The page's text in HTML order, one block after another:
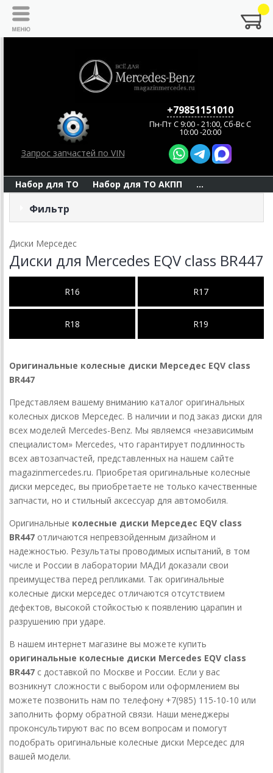
Запрос запчастей по VIN
+79851151010
Пн-Пт C 9:00 - 21:00, Сб-Вс С
10:00 -20:00
Набор для ТО Набор для ТО АКПП ...
Фильтр
Диски Мерседес
Диски для Mercedes EQV class BR447
R16 R17
R18 R19
Оригинальные колесные диски Мерседес EQV class
BR447
Представляем вашему вниманию каталог оригинальных
колесных дисков Мерседес. В наличии и под заказ диски для
всех моделей Mercedes-Benz. Мы являемся «независимым
специалистом» Mercedes, что гарантирует подлинность
всех автозапчастей, представленных на нашем сайте
magazinmercedes.ru. Приобретая оригинальные колесные
диски мерседес, вы приобретаете не только качественные
запчасти, но и стильный аксессуар для автомобиля.
Оригинальные колесные диски Мерседес EQV class
BR447 отличаются непревзойденным дизайном и
надежностью. Результаты проводимых испытаний, в том
числе и России в лаборатории МАДИ доказали свои
преимущества перед репликами. Так оригинальные
колесные диски мерседес отличаются отсутствием
дефектов, высокой стойкостью к появлению царапин и
разрушению при ударе.
В нашем интернет магазине вы можете купить
оригинальные колесные диски Mercedes EQV class
BR447 с доставкой по Москве и России. Если у вас
возникнут сложности с выбором или оформлением вы
можете позвонить нам по телефону +7(985) 115-10-10 или
заполнить форму обратной связи. Наши менеджеры
проконсультируют вас по всем вопросам и помогут
подобрать оригинальные колесные диски Мерседес для
вашей модели.